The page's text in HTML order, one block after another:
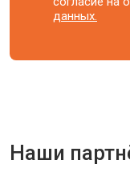
данных.
Наши